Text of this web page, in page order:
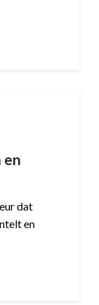
en
dat
en